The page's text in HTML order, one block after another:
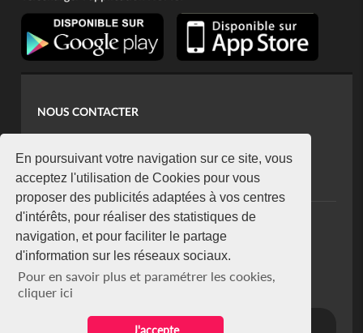
En poursuivant votre navigation sur ce site, vous
acceptez l'utilisation de Cookies pour vous
proposer des publicités adaptées à vos centres
d'intérêts, pour réaliser des statistiques de
navigation, et pour faciliter le partage
d'information sur les réseaux sociaux.
Pour en savoir plus et paramétrer les cookies,
cliquer ici
J'accepte
NOUS CONTACTER
koaci@yahoo.fr
+225 07 08 85 52 93
NEWSLETTER
Restez connecté via notre newsletter
S'abonner
Se désabonner